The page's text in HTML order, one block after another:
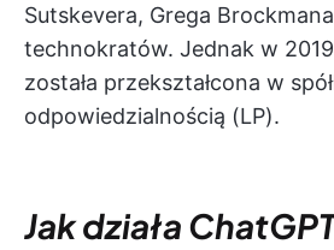
Sutskevera, Grega
technokratów. Jednak w
została przekształcona w
odpowiedzialnością (LP).
Jak działa